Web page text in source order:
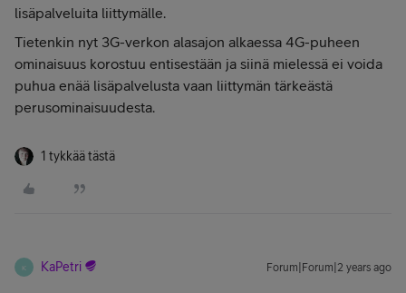
lisäpalveluita liittymälle.
Tietenkin nyt 3G-verkon alasajon alkaessa 4G-puheen
ominaisuus korostuu entisestään ja siinä mielessä ei voida
puhua enää lisäpalvelusta vaan liittymän tärkeästä
perusominaisuudesta.
1 tykkää tästä
K KaPetri Forum|Forum|2 years ago